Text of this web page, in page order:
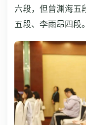
六段，但曾渊海五
五段、李雨昂四段。